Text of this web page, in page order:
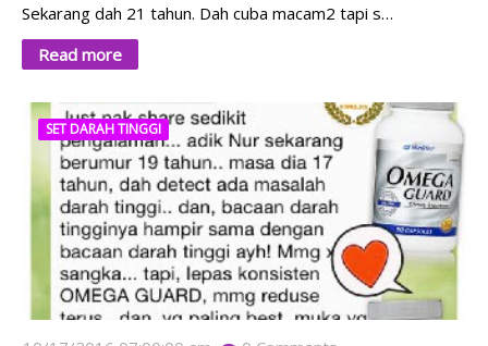
Sekarang dah 21 tahun. Dah cuba macam2 tapi s…
Read more
SET DARAH TINGGI